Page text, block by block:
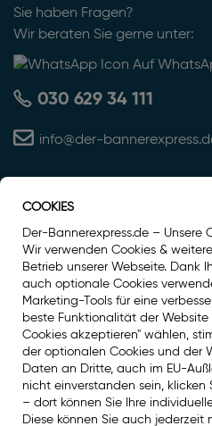
Sie haben Fragen?
Wir beraten Sie gerne unter:
Auf
030 629 34 111
info@der-
Auszeichnung
COOKIES
Der-Bannerexpress.de – Unsere
Wir verwenden Cookies &
Betrieb unserer Webseite. Dank
auch optionale Cookies
Marketing-Tools für eine
beste Funktionalität der Website
Cookies akzeptieren" wählen,
der optionalen Cookies und der
Daten an Dritte, auch im EU-
nicht einverstanden sein, klicken
– dort können Sie Ihre
Diese können Sie auch jederzeit